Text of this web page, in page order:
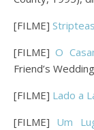
[FILME]
[FILME]O
Friend’s
[FILME] Lado a
[FILME] Um